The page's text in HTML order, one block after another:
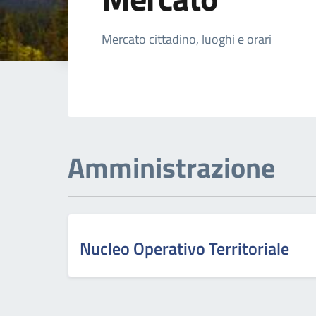
Dettagli della
Mercato cittadino, luoghi e orari
Amministrazione
Nucleo Operativo Territoriale